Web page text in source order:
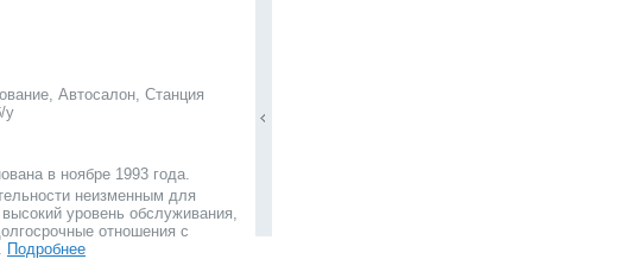
Автосалон, Станция
у
в ноябре 1993 года.
неизменным для
уровень обслуживания,
отношения с
Подробнее